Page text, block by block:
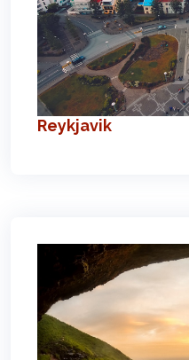
Reykjavik